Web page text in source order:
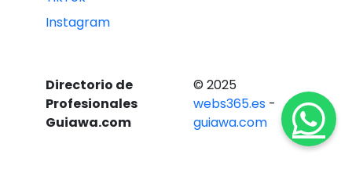
Instagram
Directorio de
Profesionales
Guiawa.com
© 2025
webs365.es -
guiawa.com